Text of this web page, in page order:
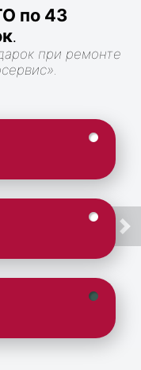
по 43
.
при ремонте